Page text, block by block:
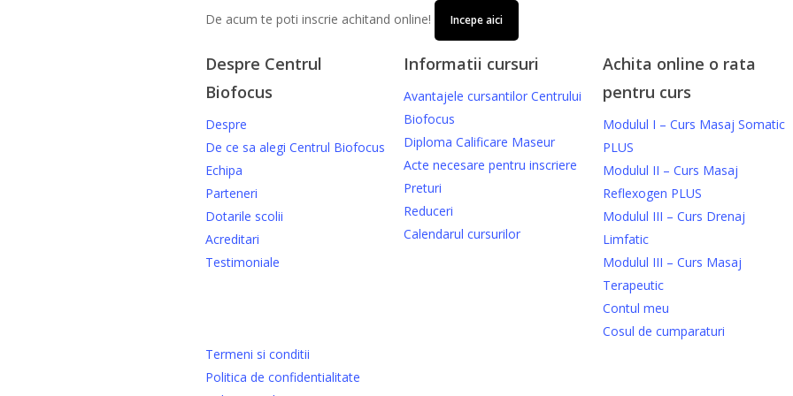
De acum te poti inscrie achitand online! Incepe aici
Despre Centrul
Biofocus
Despre
De ce sa alegi Centrul Biofocus
Echipa
Parteneri
Dotarile scolii
Acreditari
Testimoniale
Informatii cursuri
Avantajele cursantilor Centrului
Biofocus
Diploma Calificare Maseur
Acte necesare pentru inscriere
Preturi
Reduceri
Calendarul cursurilor
Achita online o rata
pentru curs
Modulul I – Curs Masaj Somatic
PLUS
Modulul II – Curs Masaj
Reflexogen PLUS
Modulul III – Curs Drenaj
Limfatic
Modulul III – Curs Masaj
Terapeutic
Contul meu
Cosul de cumparaturi
Termeni si conditii
Politica de confidentialitate